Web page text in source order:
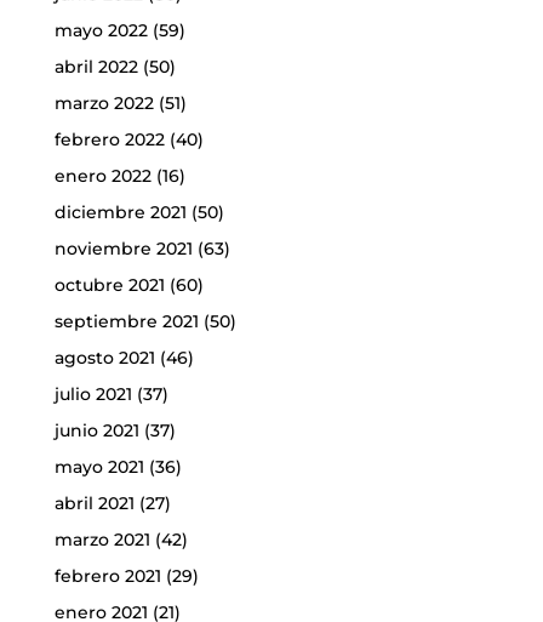
mayo 2022(59)
abril 2022(50)
marzo 2022(51)
febrero 2022(40)
enero 2022(16)
diciembre 2021 (50)
noviembre 2021 (63)
octubre 2021 (60)
septiembre 2021 (50)
agosto 2021 (46)
julio 2021 (37)
junio 2021 (37)
mayo 2021 (36)
abril 2021 (27)
marzo 2021 (42)
febrero 2021 (29)
enero 2021 (21)